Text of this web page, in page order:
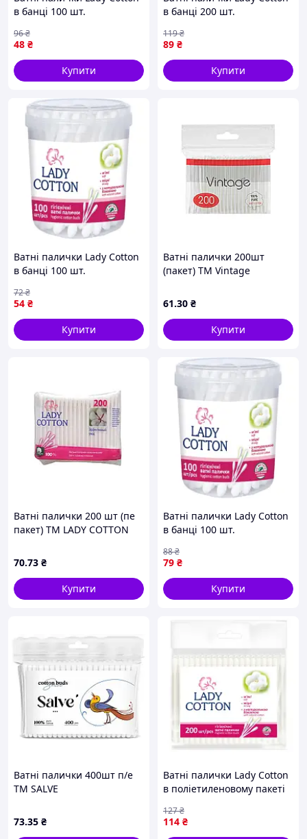
в банці 100 шт.
48 ₴
96₴
Купити
в банці 200 шт.
89 ₴
119₴
Купити
Ватні палички Lady Cotton
в банці 100 шт.
54 ₴
72₴
Купити
Ватні палички 200шт
(пакет) ТМ Vintage
61.30 ₴
Купити
Ватні палички 200 шт (пе
пакет) ТМ LADY COTTON
70.73 ₴
Купити
Ватні палички Lady Cotton
в банці 100 шт.
79 ₴
88₴
Купити
Ватні палички 400шт п/е
ТМ SALVE
73.35 ₴
Ватні палички Lady Cotton
в поліетиленовому пакеті
114 ₴
127₴